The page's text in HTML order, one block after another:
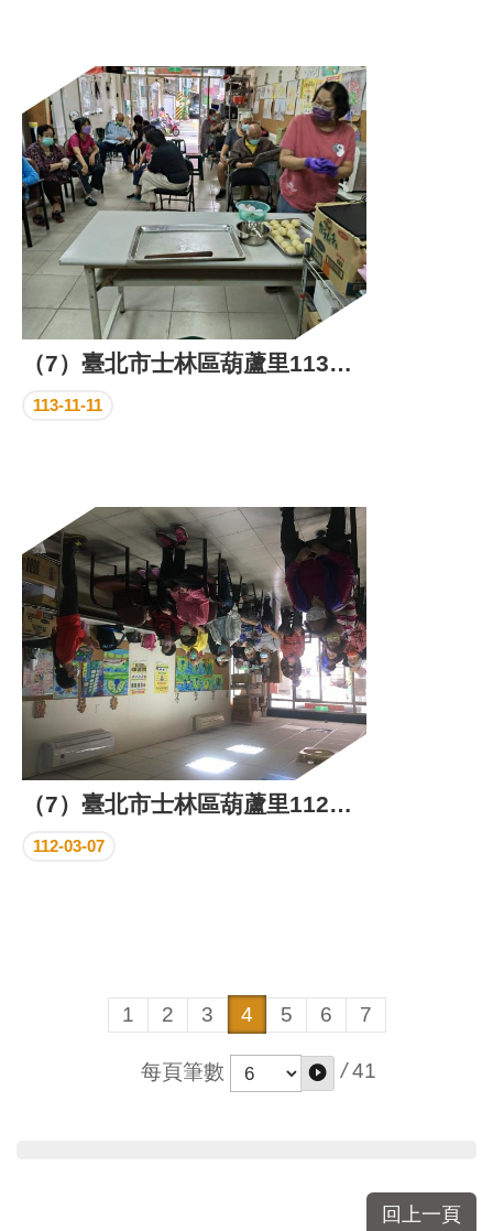
（7）臺北市士林區葫蘆里113年11月份里民活動場所成果照片
113-11-11
（7）臺北市士林區葫蘆里112年3月份里民活動場所成果照片
112-03-07
1 2 3 4 5 6 7
每頁筆數 / 41
回上一頁